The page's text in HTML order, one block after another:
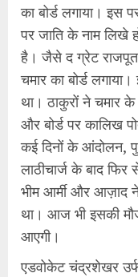
का बोर्ड लगाया। इस
पर जाति के नाम लिखे
है। जैसे द ग्रेट
चमार का बोर्ड
था। ठाकुरों ने चमार के
और बोर्ड पर कालिख
कई दिनों के आंदोलन,
लाठीचार्ज के बाद
भीम आर्मी और आज़ाद ने
था। आज भी इसकी
आएगी।
एडवोकेट चंद्रशेखर